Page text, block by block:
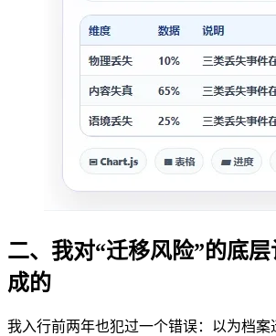
二、我对“迁移风险”的底
成的
我入行前两年也犯过一个错误：以为档案